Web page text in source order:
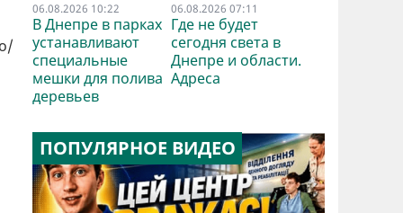
06.08.2026 10:22
В Днепре в парках
устанавливают
специальные
мешки для полива
деревьев
06.08.2026 07:11
Где не будет
сегодня света в
Днепре и области.
Адреса
ПОПУЛЯРНОЕ ВИДЕО